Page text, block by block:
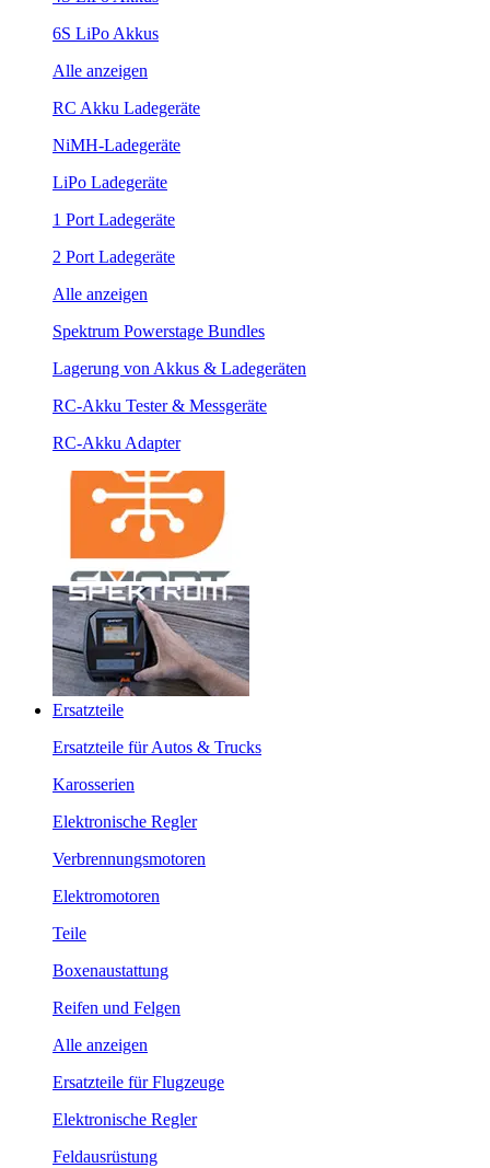
6S LiPo Akkus
Alle anzeigen
RC Akku Ladegeräte
NiMH-Ladegeräte
LiPo Ladegeräte
1 Port Ladegeräte
2 Port Ladegeräte
Alle anzeigen
Spektrum Powerstage Bundles
Lagerung von Akkus & Ladegeräten
RC-Akku Tester & Messgeräte
RC-Akku Adapter
Ersatzteile
Ersatzteile für Autos & Trucks
Karosserien
Elektronische Regler
Verbrennungsmotoren
Elektromotoren
Teile
Boxenaustattung
Reifen und Felgen
Alle anzeigen
Ersatzteile für Flugzeuge
Elektronische Regler
Feldausrüstung